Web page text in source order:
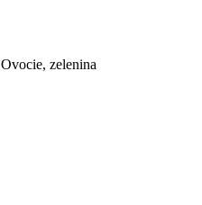
Ovocie, zelenina